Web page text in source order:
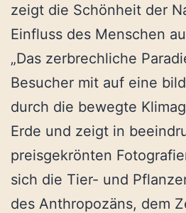
zeigt die Schönheit der
Einfluss des Menschen
„Das zerbrechliche
Besucher mit auf eine
durch die bewegte
Erde und zeigt in
preisgekrönten
sich die Tier- und
des Anthropozäns, dem